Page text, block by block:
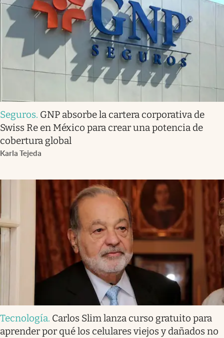
Seguros. GNP absorbe la cartera corporativa de
Swiss Re en México para crear una potencia de
cobertura global
Karla Tejeda
Tecnología. Carlos Slim lanza curso gratuito para
aprender por qué los celulares viejos y dañados no